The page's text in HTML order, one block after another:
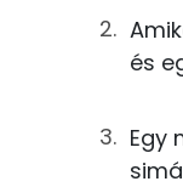
12g
és
Egy